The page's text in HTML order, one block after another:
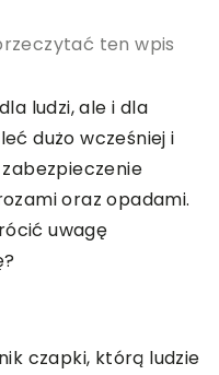
ten wpis
ludzi, ale i dla
dużo wcześniej i
oraz opadami.
uwagę
czapki, którą ludzie